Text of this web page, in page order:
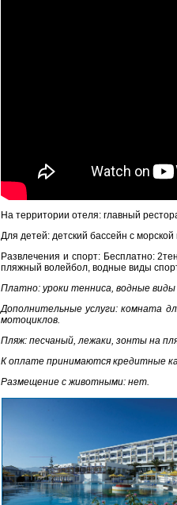
На территории отеля: главный
Для детей: детский бассейн с
Развлечения и спорт: Бесплатно:
пляжный волейбол, водные виды
Платно: уроки тенниса, водные
Дополнительные услуги: комната
мотоциклов.
Пляж: песчаный, лежаки, зонты на
К оплате принимаются кредитные
Размещение с животными: нет.